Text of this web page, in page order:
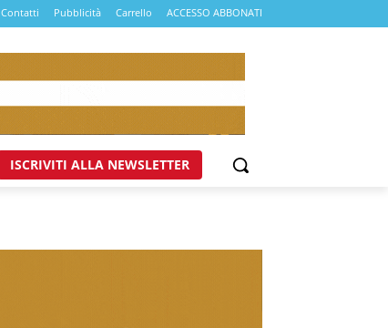
Contatti Pubblicità Carrello ACCESSO ABBONATI
ISCRIVITI ALLA NEWSLETTER